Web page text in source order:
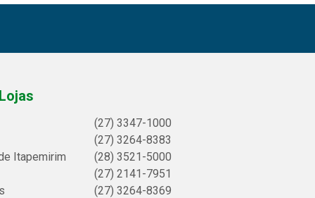
(27) 3347-1000
(27) 3264-8383
Itapemirim
(28) 3521-5000
(27) 2141-7951
(27) 3264-8369